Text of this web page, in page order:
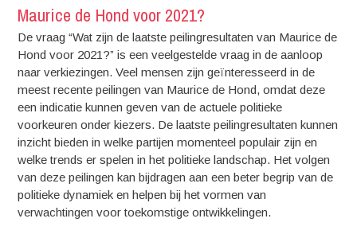
Maurice de Hond voor 2021?
De vraag “Wat zijn de laatste peilingresultaten van Maurice de
Hond voor 2021?” is een veelgestelde vraag in de aanloop
naar verkiezingen. Veel mensen zijn geïnteresseerd in de
meest recente peilingen van Maurice de Hond, omdat deze
een indicatie kunnen geven van de actuele politieke
voorkeuren onder kiezers. De laatste peilingresultaten kunnen
inzicht bieden in welke partijen momenteel populair zijn en
welke trends er spelen in het politieke landschap. Het volgen
van deze peilingen kan bijdragen aan een beter begrip van de
politieke dynamiek en helpen bij het vormen van
verwachtingen voor toekomstige ontwikkelingen.